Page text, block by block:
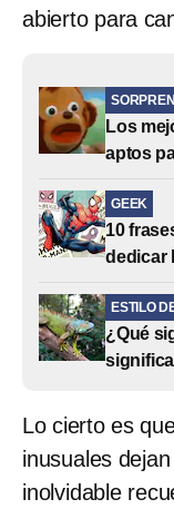
abierto para
Los
aptos
GEEK
10
dedicar
ESTILO
¿Qué
Lo cierto es
inusuales
inolvidable